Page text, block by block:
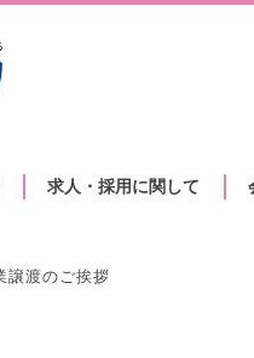
求人・採用に関して
譲渡のご挨拶